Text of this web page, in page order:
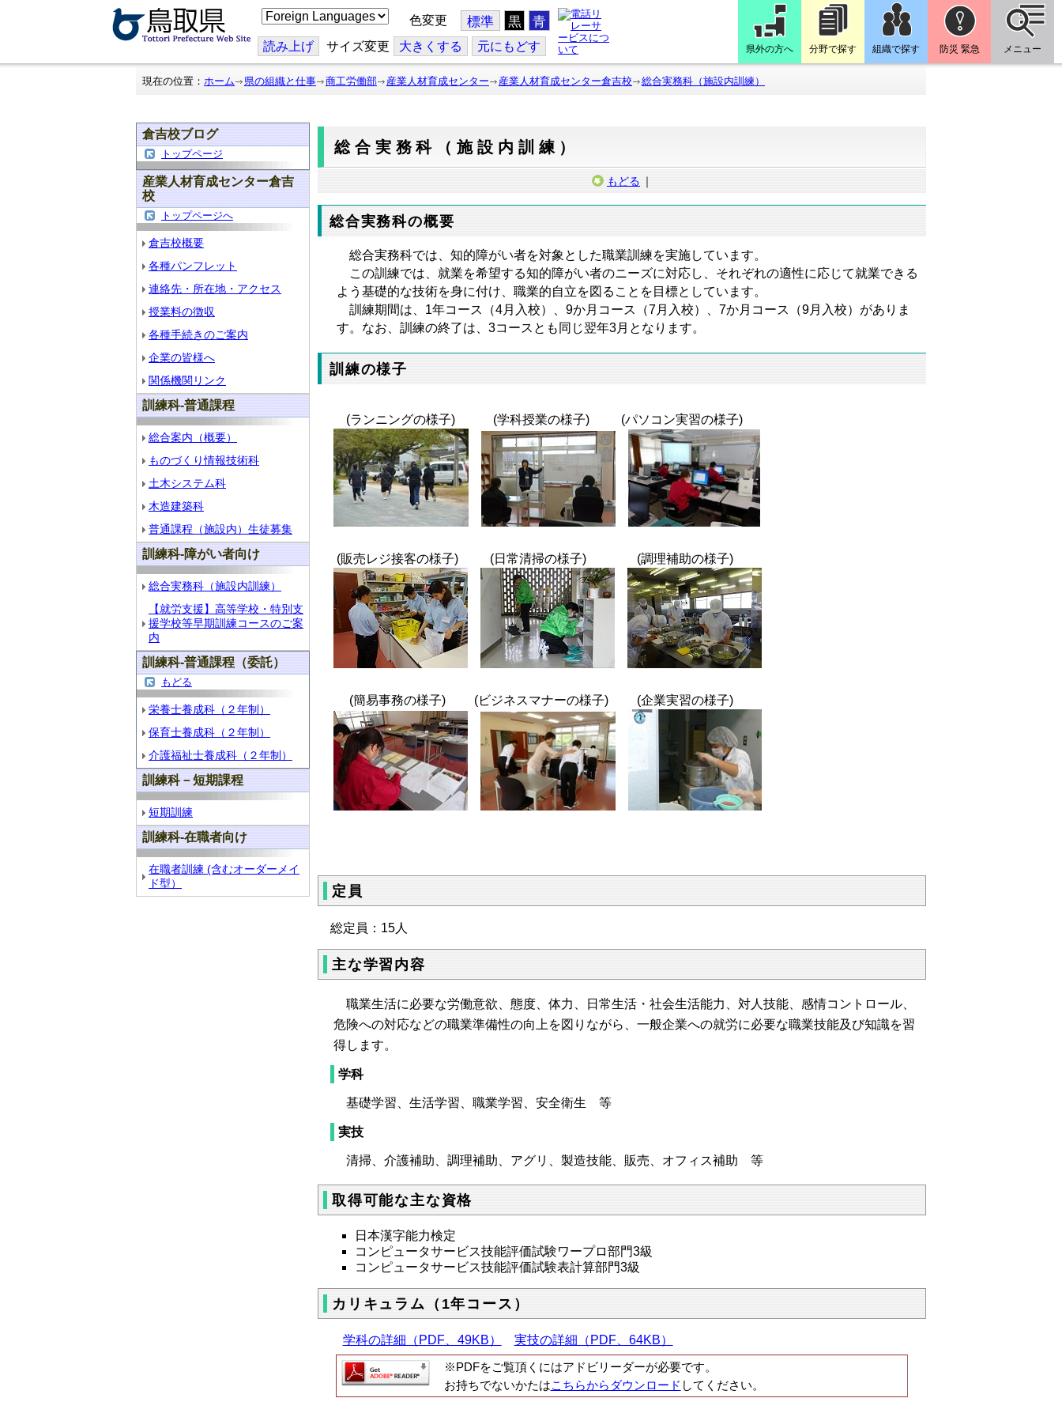
こ
の
ジ
を
翻
色変更 標準 黒 青
読み上げ サイズ変更 大きくする 元にもどす 県外の方へ 分野で探す 組織で探す 防災 緊急 メニュー
現在の位置： ホーム 県の組織と仕事 商工労働部 産業人材育成センター 産業人材育成センター倉吉校 総合実務科（施設内訓練）
倉吉校ブログ
トップページ
産業人材育成センター倉吉
校
トップページへ
倉吉校概要
各種パンフレット
連絡先・所在地・アクセス
授業料の徴収
各種手続きのご案内
企業の皆様へ
関係機関リンク
訓練科-普通課程
総合案内（概要）
ものづくり情報技術科
土木システム科
木造建築科
普通課程（施設内）生徒募集
訓練科-障がい者向け
総合実務科（施設内訓練）
【就労支援】高等学校・特別支
援学校等早期訓練コースのご案
内
訓練科-普通課程（委託）
もどる
栄養士養成科（２年制）
保育士養成科（２年制）
介護福祉士養成科（２年制）
訓練科－短期課程
短期訓練
訓練科-在職者向け
在職者訓練 (含むオーダーメイ
ド型）
総合実務科（施設内訓練）
もどる ｜
総合実務科の概要
総合実務科では、知的障がい者を対象とした職業訓練を実施しています。
この訓練では、就業を希望する知的障がい者のニーズに対応し、それぞれの適性に応じて就業できる
よう基礎的な技術を身に付け、職業的自立を図ることを目標としています。
訓練期間は、1年コース（4月入校）、9か月コース（7月入校）、7か月コース（9月入校）がありま
す。なお、訓練の終了は、3コースとも同じ翌年3月となります。
訓練の様子
(ランニングの様子) (学科授業の様子) (パソコン実習の様子)
(販売レジ接客の様子) (日常清掃の様子) (調理補助の様子)
(簡易事務の様子) (ビジネスマナーの様子) (企業実習の様子)
定員
総定員：15人
主な学習内容
職業生活に必要な労働意欲、態度、体力、日常生活・社会生活能力、対人技能、感情コントロール、
危険への対応などの職業準備性の向上を図りながら、一般企業への就労に必要な職業技能及び知識を習
得します。
学科
基礎学習、生活学習、職業学習、安全衛生 等
実技
清掃、介護補助、調理補助、アグリ、製造技能、販売、オフィス補助 等
取得可能な主な資格
日本漢字能力検定
コンピュータサービス技能評価試験ワープロ部門3級
コンピュータサービス技能評価試験表計算部門3級
カリキュラム（1年コース）
学科の詳細（PDF、49KB） 実技の詳細（PDF、64KB）
※PDFをご覧頂くにはアドビリーダーが必要です。
お持ちでないかたはこちらからダウンロード してください。